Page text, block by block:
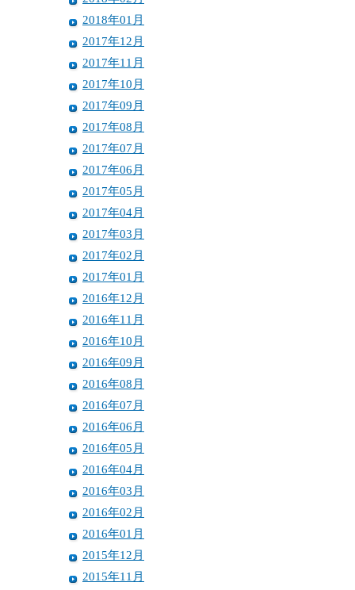
2018年01月
2017年12月
2017年11月
2017年10月
2017年09月
2017年08月
2017年07月
2017年06月
2017年05月
2017年04月
2017年03月
2017年02月
2017年01月
2016年12月
2016年11月
2016年10月
2016年09月
2016年08月
2016年07月
2016年06月
2016年05月
2016年04月
2016年03月
2016年02月
2016年01月
2015年12月
2015年11月